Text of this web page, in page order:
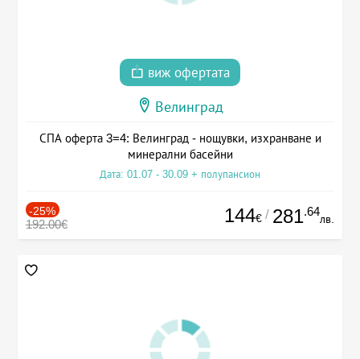
виж офертата
Велинград
СПА оферта 3=4: Велинград - нощувки, изхранване и
минерални басейни
Дата: 01.07 - 30.09 + полупансион
-25%
192.00€ 144€ / 281.64
лв.